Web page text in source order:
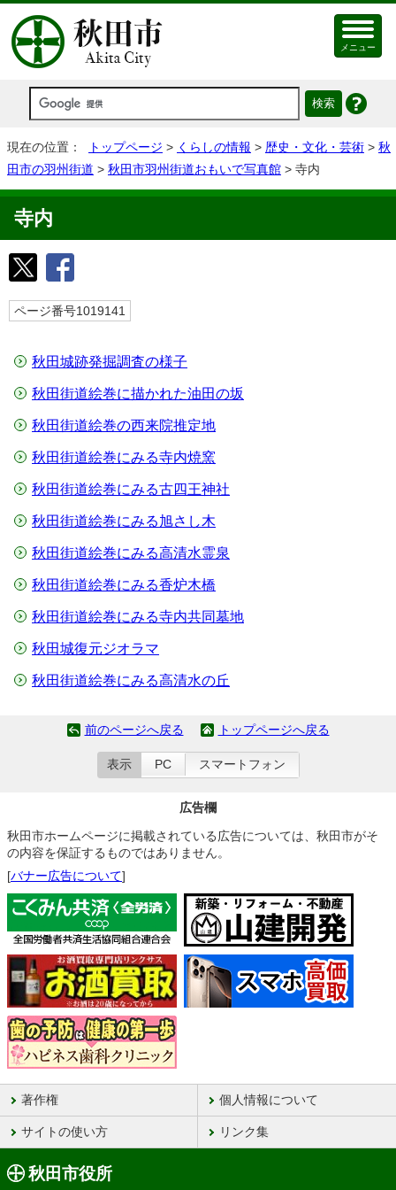
メニュー
現在の位置： トップページ > くらしの情報 > 歴史・文化・芸術 > 秋
田市の羽州街道 > 秋田市羽州街道おもいで写真館 > 寺内
寺内
ページ番号1019141
秋田城跡発掘調査の様子
秋田街道絵巻に描かれた油田の坂
秋田街道絵巻の西来院推定地
秋田街道絵巻にみる寺内焼窯
秋田街道絵巻にみる古四王神社
秋田街道絵巻にみる旭さし木
秋田街道絵巻にみる高清水霊泉
秋田街道絵巻にみる香炉木橋
秋田街道絵巻にみる寺内共同墓地
秋田城復元ジオラマ
秋田街道絵巻にみる高清水の丘
前のページへ戻る トップページへ戻る
表示 PC スマートフォン
広告欄
秋田市ホームページに掲載されている広告については、秋田市がそ
の内容を保証するものではありません。
[バナー広告について]
著作権 個人情報について
サイトの使い方 リンク集
秋田市役所